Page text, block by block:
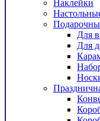
Наклейки
Для
Для